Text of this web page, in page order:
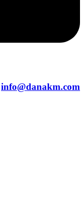
info@danakm.com